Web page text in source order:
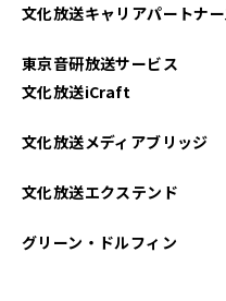
文化放送キャリアパートナ
東京音研放送サービス
文化放送iCraft
文化放送メディアブリッジ
文化放送エクステンド
グリーン・ドルフィン